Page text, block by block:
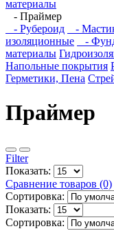
материалы
- Праймер
- Рубероид
-
изоляционные
-
материалы
Напольные покрытия
Герметики, Пена
Праймер
Filter
Показать:
Сравнение товаров (0)
Сортировка:
Показать:
Сортировка: